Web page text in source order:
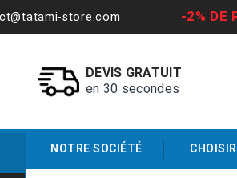
store.com -2% DE
DEVIS GRATUIT
en 30 secondes
NOTRE SOCIÉTÉ